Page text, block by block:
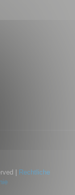
|
Rechtliche